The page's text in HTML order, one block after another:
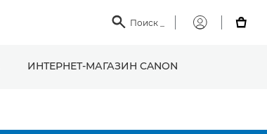
 Поиск
Мой

ИНТЕРНЕТ-МАГАЗИН CANON